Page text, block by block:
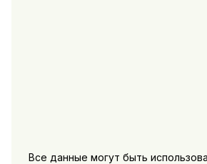
Все данные могут быть